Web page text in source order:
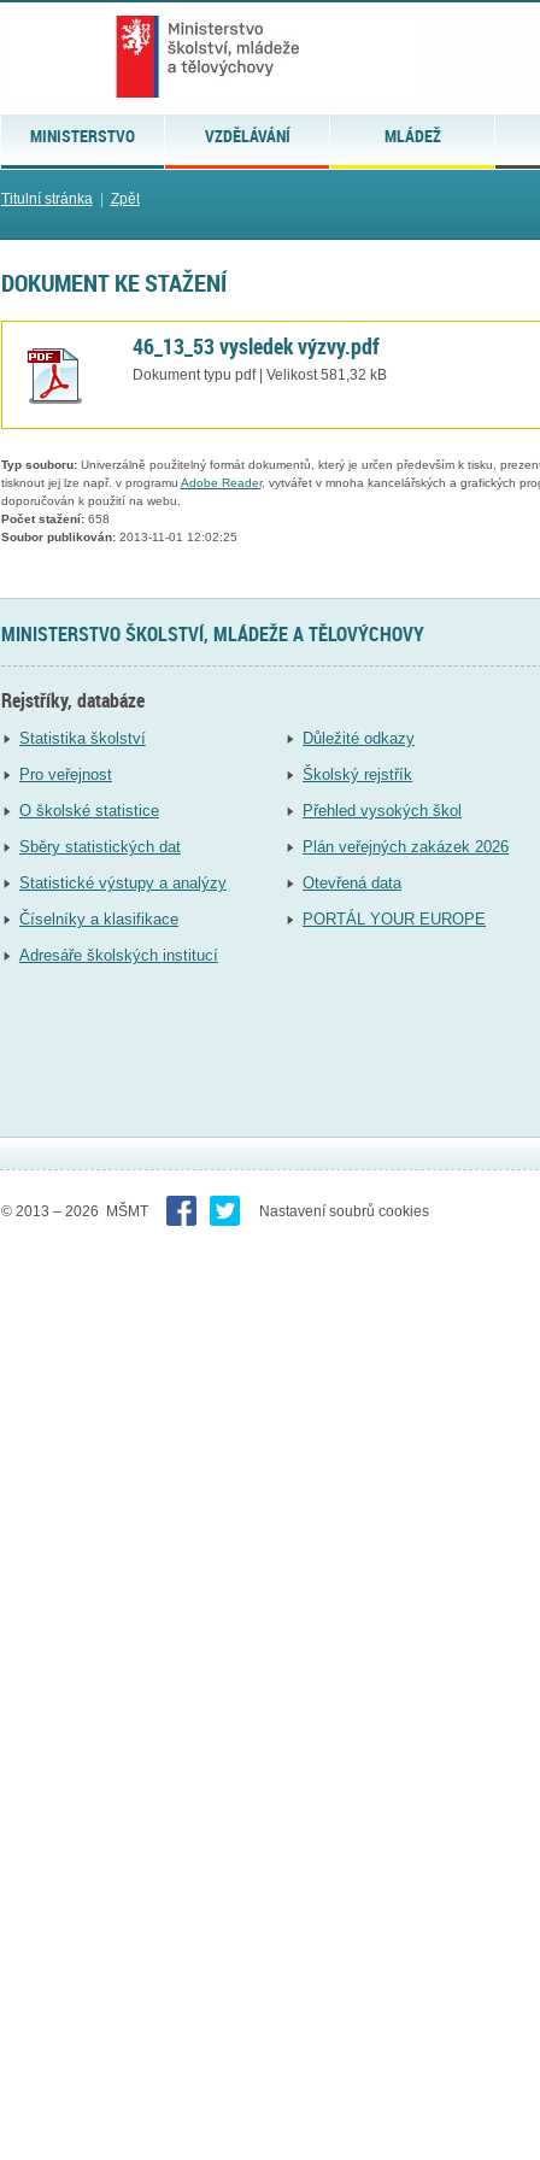
MINISTERSTVO VZDĚLÁVÁNÍ MLÁDEŽ
Titulní stránka| Zpět
DOKUMENT KE STAŽENÍ
46_13_53 vysledek výzvy.pdf
Dokument typu pdf | Velikost 581,32 kB
Typ souboru:Univerzálně použitelný formát dokumentů, který je určen především k tisku,
tisknout jej lze např. v programu Adobe Reader, vytvářet v mnoha kancelářských a grafických
doporučován k použití na webu.
Počet stažení:658
Soubor publikován:2013-11-01 12:02:25
MINISTERSTVO ŠKOLSTVÍ, MLÁDEŽE A TĚLOVÝCHOVY
Rejstříky, databáze
Statistika školství
Pro veřejnost
O školské statistice
Sběry statistických dat
Statistické výstupy a analýzy
Číselníky a klasifikace
Adresáře školských institucí
Důležité odkazy
Školský rejstřík
Přehled vysokých škol
Plán veřejných zakázek 2026
Otevřená data
PORTÁL YOUR EUROPE
© 2013 – 2026 MŠMT Nastavení soubrů cookies